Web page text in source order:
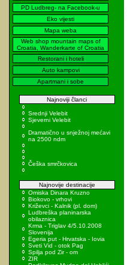
PD Ludbreg- na Facebook-u
Eko vijesti
Mapa weba
Web shop mountain maps of
Croatia, Wanderkarte of Croatia
Restorani i hoteli
Auto kampovi
Apartmani i sobe
Najnoviji članci
Srednji Velebit
Sjeverni Velebit
Dramatično u snježnoj mećavi
na 2500 ndm
Češka smrčkovica
Najnovije destinacije
Omiska Dinara Kruzno
Biokovo - vrhovi
Križevci - Kalnik (pl. dom)
Ludbreška planinarska
obilaznica
Krma - Triglav 4/5.10.2008
Slovenija
Egeria put - Hrvatska - Iovia
Sveti Vid - otok Pag
Spilja pod Zir - om
ZIR